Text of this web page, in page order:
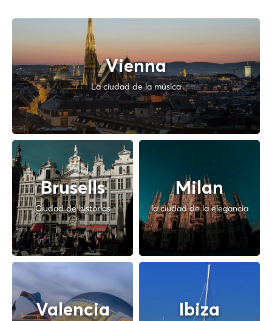
Vienna
La ciudad de la música
Brusells
Ciudad de historias
Milan
la ciudad de la elegancia
Valencia Ibiza